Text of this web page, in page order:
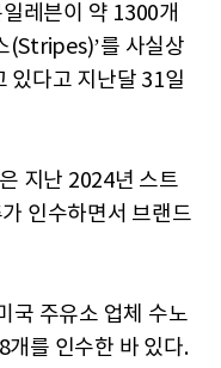
레븐이 약 1300개
(Stripes)’를 사실상
있다고 지난달 31일
지난 2024년 스트
인수하면서 브랜드
국 주유소 업체 수노
를 인수한 바 있다.